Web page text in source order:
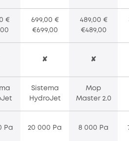
€
699,00 €
€699,00
489,00 €
€489,00
✘ ✘
Sistema
HydroJet
Mop
Master 2.0
Pa 20 000 Pa 8 000 Pa